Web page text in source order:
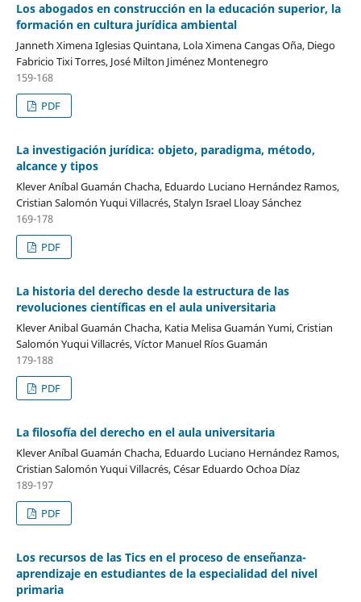
Los abogados en construcción en la educación superior, la
formación en cultura jurídica ambiental
Janneth Ximena Iglesias Quintana, Lola Ximena Cangas Oña, Diego
Fabricio Tixi Torres, José Milton Jiménez Montenegro
159-168
PDF
La investigación jurídica: objeto, paradigma, método,
alcance y tipos
Klever Aníbal Guamán Chacha, Eduardo Luciano Hernández Ramos,
Cristian Salomón Yuqui Villacrés, Stalyn Israel Lloay Sánchez
169-178
PDF
La historia del derecho desde la estructura de las
revoluciones científicas en el aula universitaria
Klever Anibal Guamán Chacha, Katia Melisa Guamán Yumi, Cristian
Salomón Yuqui Villacrés, Víctor Manuel Ríos Guamán
179-188
PDF
La filosofía del derecho en el aula universitaria
Klever Aníbal Guamán Chacha, Eduardo Luciano Hernández Ramos,
Cristian Salomón Yuqui Villacrés, César Eduardo Ochoa Díaz
189-197
PDF
Los recursos de las Tics en el proceso de enseñanza-
aprendizaje en estudiantes de la especialidad del nivel
primaria